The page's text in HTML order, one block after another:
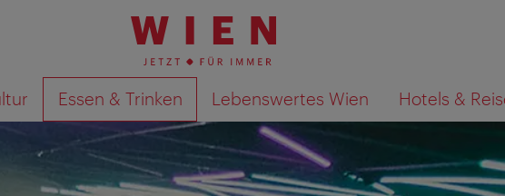
Essen & Trinken Lebenswertes Wien Hotels &
Suchergebnisse auf Karte anzeigen